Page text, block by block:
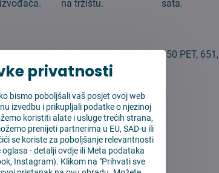
na tržištu.
sata.
PET, 621 XLife, 630, 631, 645, 650, 650 PET, 651,
680, 681, 695, 696 a ďalšie
filtracije 90-95% pre 0.4μm)
privatnosti
bismo poboljšali vaš posjet ovoj web
izvedbu i prikupljali podatke o njezinoj
koristiti alate i usluge trećih strana,
prenijeti partnerima u EU, SAD-u ili
se koriste za poboljšanje relevantnosti
oglasa -detalji ovdje ili Meta podataka
Instagram). Klikom na "Prihvati sve